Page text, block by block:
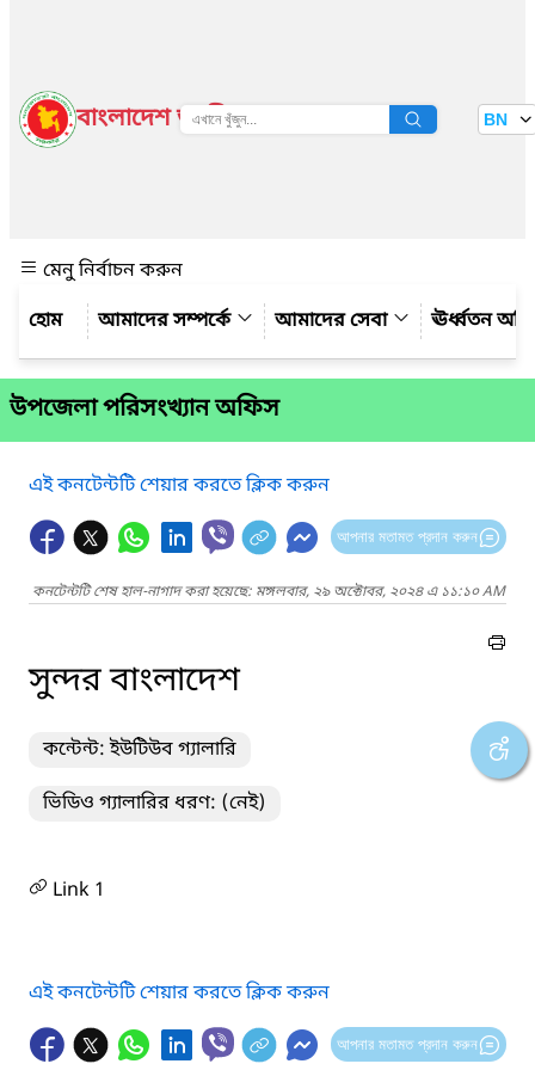
বাংলাদেশ জাতীয় তথ্য বাতায়ন BN
মেনু নির্বাচন করুন
আমাদের সম্পর্কে
আমাদের সেবা ঊর্ধ্বতন
উপজেলা পরিসংখ্যান অফিস
এই কনটেন্টটি শেয়ার করতে ক্লিক করুন
আপনার মতামত প্রদান করুন
কনটেন্টটি শেষ হাল-নাগাদ করা হয়েছে: মঙ্গলবার, ২৯ অক্টোবর, ২০২৪ এ ১১:১০ AM
সুন্দর বাংলাদেশ
কন্টেন্ট: ইউটিউব গ্যালারি
ভিডিও গ্যালারির ধরণ: (নেই)
Link 1
এই কনটেন্টটি শেয়ার করতে ক্লিক করুন
আপনার মতামত প্রদান করুন